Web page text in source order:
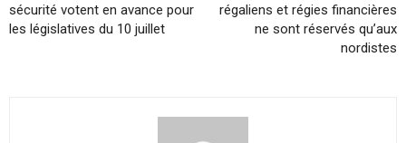
sécurité votent en avance pour
les législatives du 10 juillet
régaliens et régies financières
ne sont réservés qu’aux
nordistes